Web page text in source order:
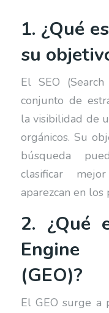
1. ¿Qué
su
El SEO
conjunto de
la visibilidad de
orgánicos. Su
búsqueda
clasificar
aparezcan en
2. ¿Qué
Engine
(GEO)?
El GEO surge a